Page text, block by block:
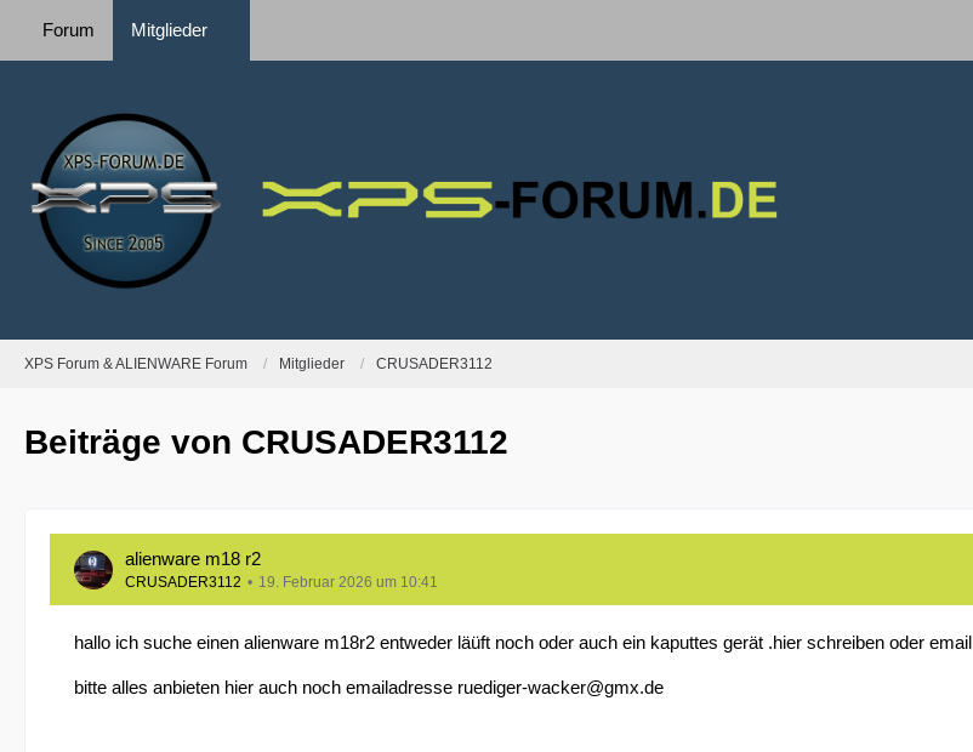
Forum Mitglieder
XPS Forum & ALIENWARE Forum Mitglieder CRUSADER3112
Beiträge von CRUSADER3112
alienware m18 r2
CRUSADER3112 19. Februar 2026 um 10:41
hallo ich suche einen alienware m18r2 entweder läüft noch oder auch ein kaputtes gerät .hier schreiben oder email
bitte alles anbieten hier auch noch emailadresse ruediger-wacker@gmx.de